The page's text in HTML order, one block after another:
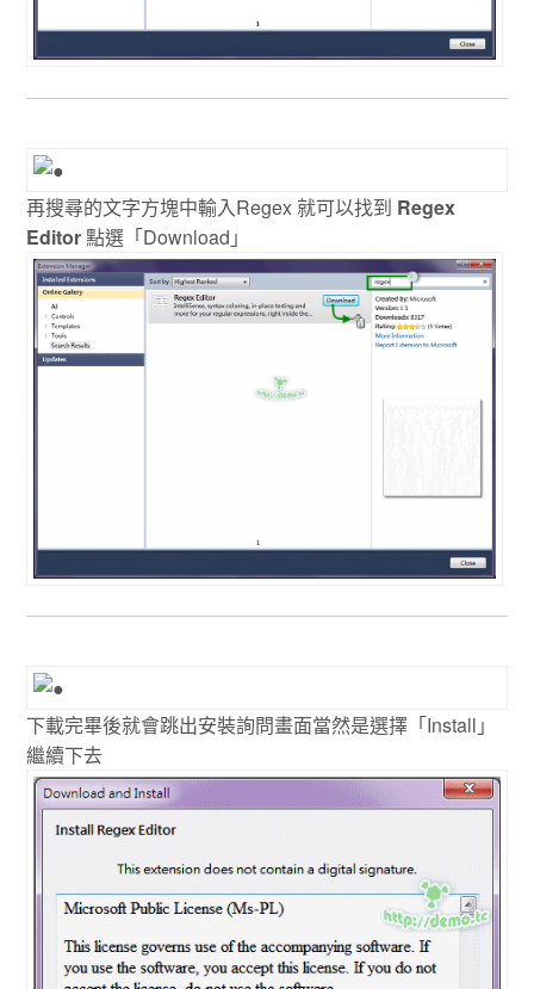
再搜尋的文字方塊中輸入Regex 就可以找到 Regex
Editor點選「Download」
下載完畢後就會跳出安裝詢問畫面當然是選擇「Install」
繼續下去